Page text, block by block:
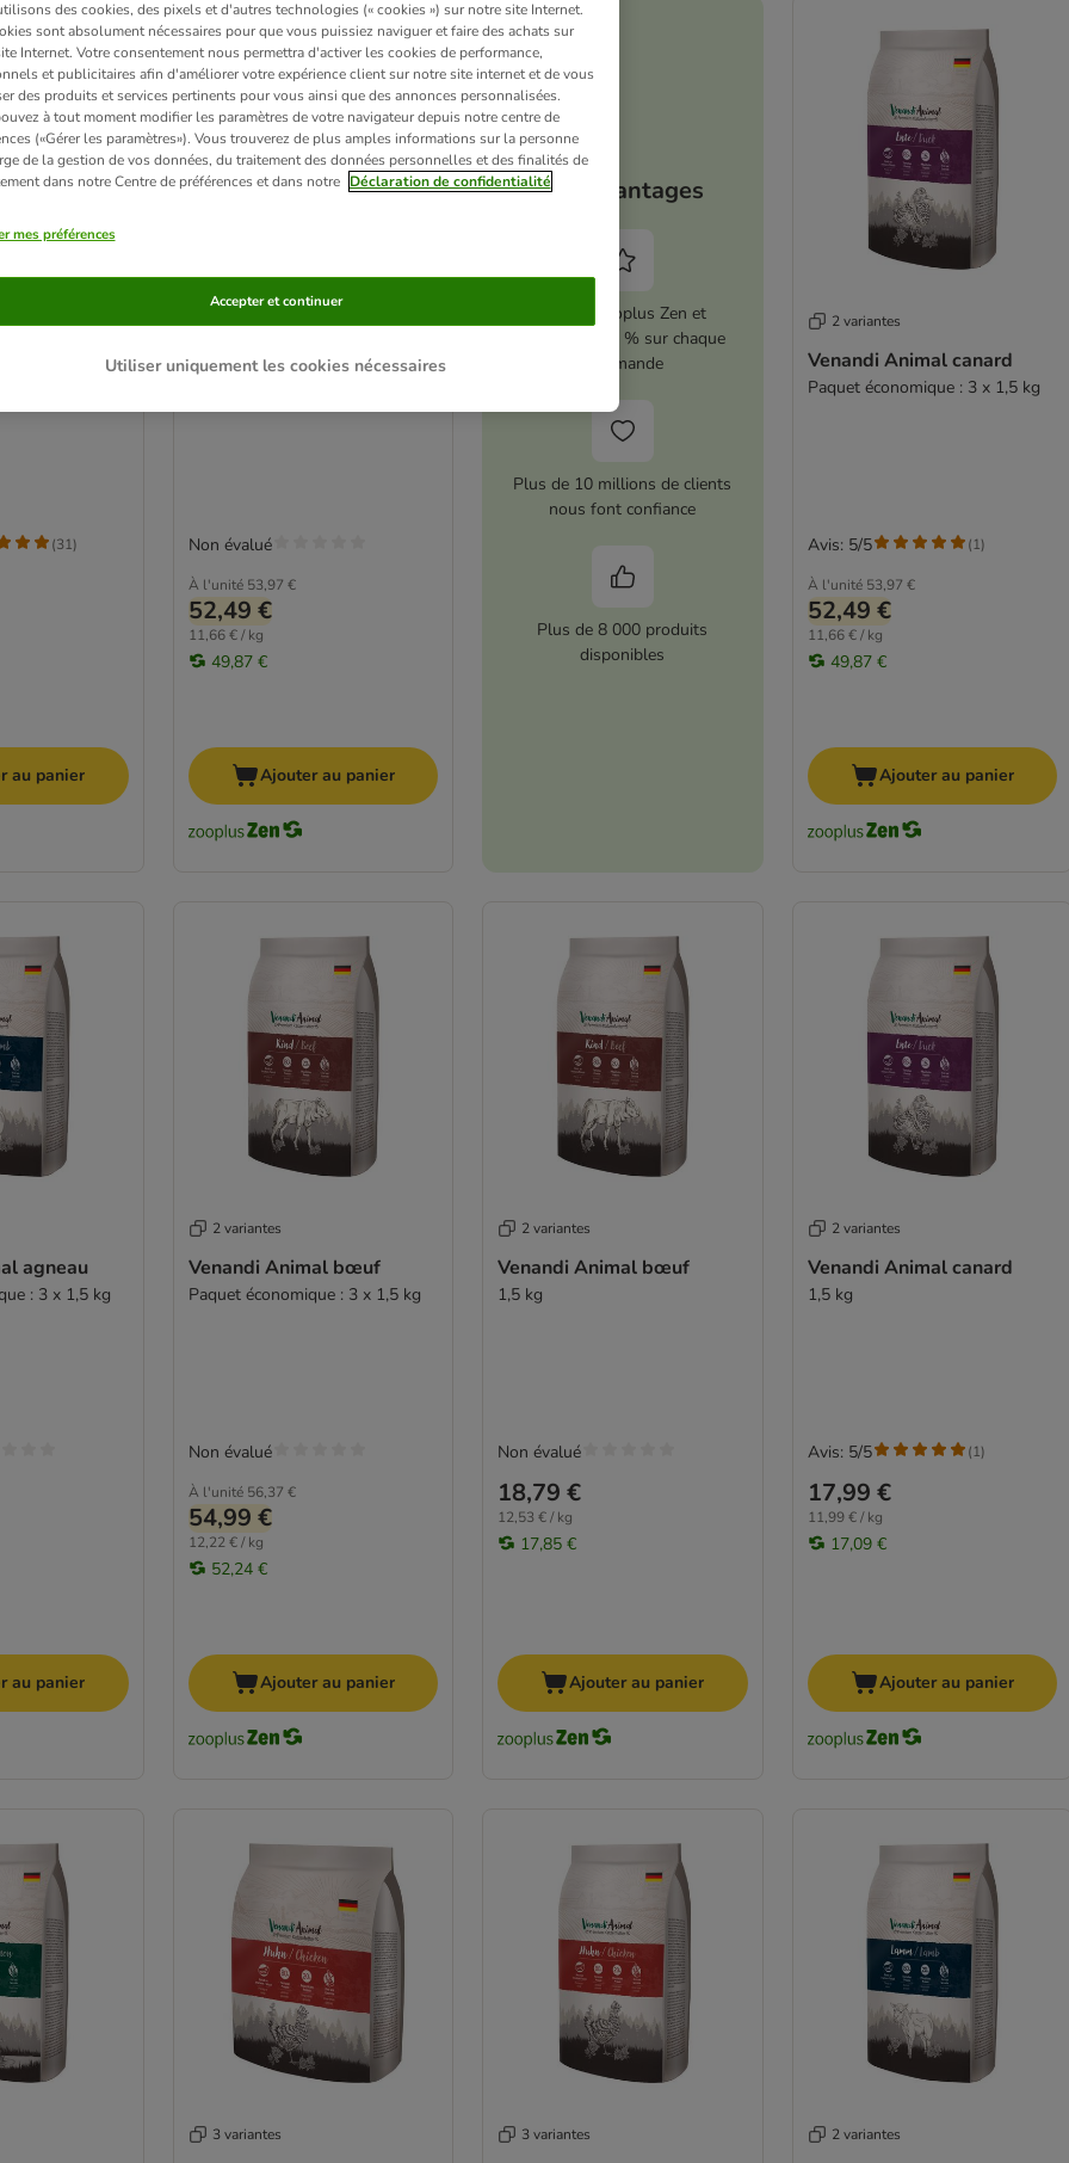
au poulet
: 3 x 1,5 kg
(31)
au panier
2 variantes
Venandi Animal saumon
À l'unité 53,97 €
52,49 €
11,66 € / kg
49,87 €
Non évalué
Ajouter au panier
Vos avantages
Activez zooplus Zen et
économisez 5 % sur chaque
commande
Plus de 10 millions de clients
nous font confiance
Plus de 8 000 produits
disponibles
2 variantes
Venandi Animal canard
Paquet économique : 3 x 1,5 kg
À l'unité 53,97 €
52,49 €
11,66 € / kg
49,87 €
Avis: 5/5 (1)
Ajouter au panier
agneau
: 3 x 1,5 kg
au panier
2 variantes
Venandi Animal bœuf
Paquet économique : 3 x 1,5 kg
À l'unité 56,37 €
54,99 €
12,22 € / kg
52,24 €
Non évalué
Ajouter au panier
2 variantes
Venandi Animal bœuf
1,5 kg
18,79 €
12,53 € / kg
17,85 €
Non évalué
Ajouter au panier
2 variantes
Venandi Animal canard
1,5 kg
17,99 €
11,99 € / kg
17,09 €
Avis: 5/5 (1)
Ajouter au panier
3 variantes 3 variantes 2 variantes
des cookies, des pixels et d'autres technologies (« cookies ») sur notre site Internet.
sont absolument nécessaires pour que vous puissiez naviguer et faire des achats sur
Internet. Votre consentement nous permettra d'activer les cookies de performance,
et publicitaires afin d'améliorer votre expérience client sur notre site internet et de vous
des produits et services pertinents pour vous ainsi que des annonces personnalisées.
à tout moment modifier les paramètres de votre navigateur depuis notre centre de
(«Gérer les paramètres»). Vous trouverez de plus amples informations sur la personne
de la gestion de vos données, du traitement des données personnelles et des finalités de
dans notre Centre de préférences et dans notre Déclaration de confidentialité
mes préférences
Utiliser uniquement les cookies nécessaires
Accepter et continuer